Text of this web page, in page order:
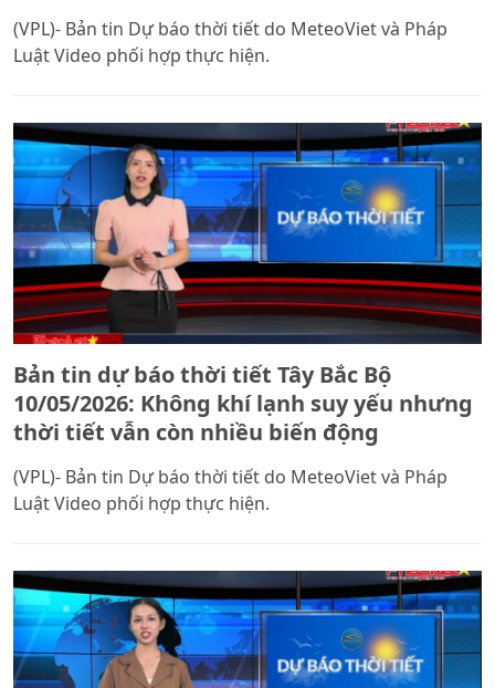
(VPL)- Bản tin Dự báo thời tiết do MeteoViet và Pháp
Luật Video phối hợp thực hiện.
Bản tin dự báo thời tiết Tây Bắc Bộ
10/05/2026: Không khí lạnh suy yếu nhưng
thời tiết vẫn còn nhiều biến động
(VPL)- Bản tin Dự báo thời tiết do MeteoViet và Pháp
Luật Video phối hợp thực hiện.